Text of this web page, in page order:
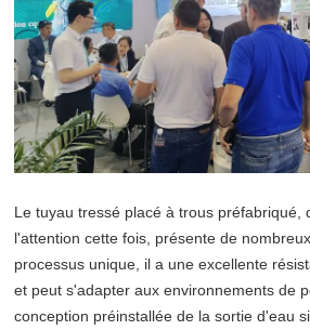
Le tuyau tressé placé à trous préfabriqué,
l'attention cette fois, présente de
processus unique, il a une excellente
et peut s'adapter aux environnements de
conception préinstallée de la sortie d'eau